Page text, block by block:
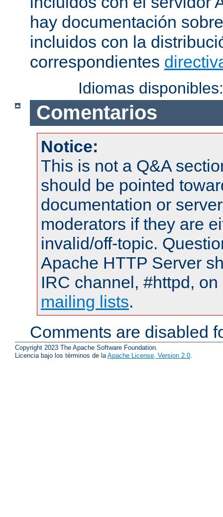
hay documentación
incluidos con la
correspondientes
Idiomas
Comentarios
Notice:
This is not a Q&A
should be pointed
documentation or
moderators if they are
invalid/off-topic.
Apache HTTP Server
IRC channel, #httpd,
mailing lists.
Comments are disabled
Copyright 2023 The Apache Software Foundation.
Licencia bajo los términos de la Apache License, Version 2.0